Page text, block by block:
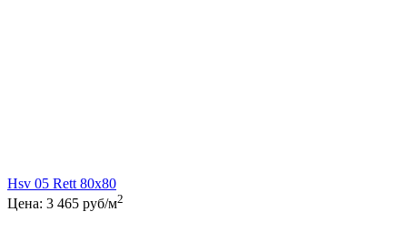
Hsv 05 Rett 80x80
Цена: 3 465 руб/м2